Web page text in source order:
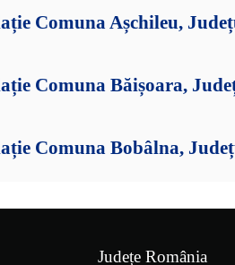
Comuna Așchileu,
Comuna Băișoara,
Comuna Bobâlna,
Județe România